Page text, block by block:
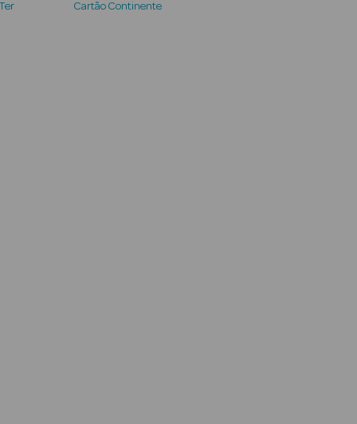
Cartão Continente